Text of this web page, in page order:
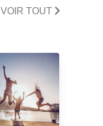
VOIR TOUT